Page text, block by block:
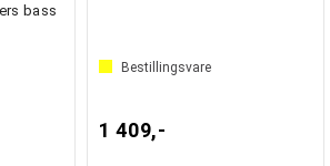
bass
Bestillingsvare
1 409,-